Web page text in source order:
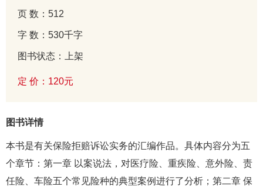
页 数：512
字 数：530千字
图书状态：上架
定 价：120元
图书详情
本书是有关保险拒赔诉讼实务的汇编作品。具体内容分为五
个章节：第一章 以案说法，对医疗险、重疾险、意外险、责
任险、车险五个常见险种的典型案例进行了分析；第二章 保